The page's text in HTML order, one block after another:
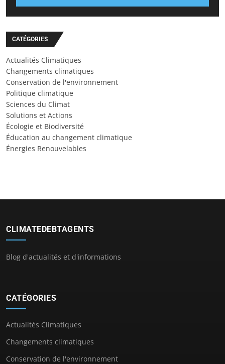
CATÉGORIES
Actualités Climatiques
Changements climatiques
Conservation de l'environnement
Politique climatique
Sciences du Climat
Solutions et Actions
Écologie et Biodiversité
Éducation au changement climatique
Énergies Renouvelables
CLIMATEDEBTAGENTS
Blog d'actualités et d'informations
CATÉGORIES
Actualités Climatiques
Changements climatiques
Conservation de l'environnement